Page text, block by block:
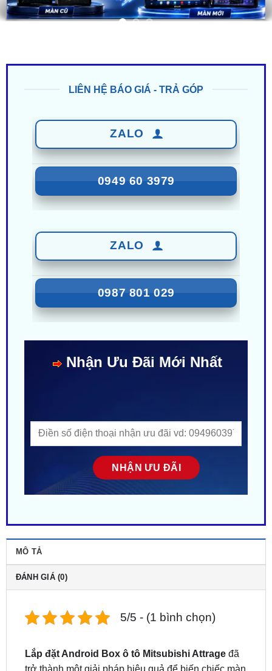
0949 60 3979
0987 801 029
ĐÁNH GIÁ (0)
Lắp đặt Android Box ô tô Mitsubishi Attrage
hình Zin trên xe thành một hệ thống thông minh, đa
dạng tính năng, mang lại trải nghiệm hoàn toàn mới